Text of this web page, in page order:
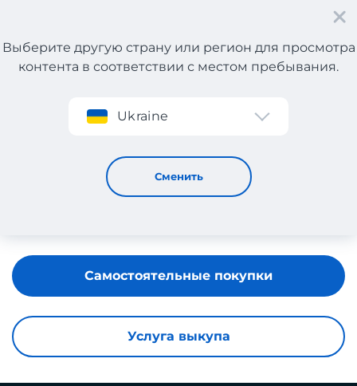
Регистрация
Выберите другую страну или регион для просмотра
контента в соответствии с местом пребывания.
Ukraine
Сменить
Autodoc
Услуга выкупа
Самостоятельные покупки